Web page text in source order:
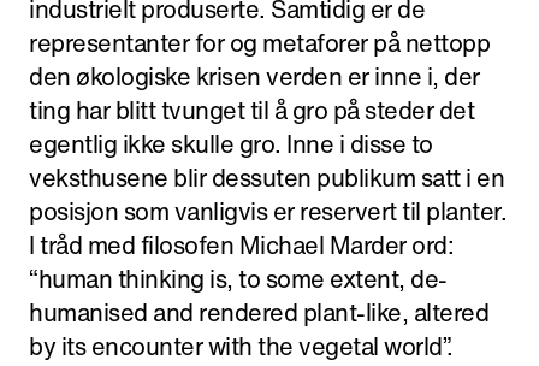
industrielt produserte. Samtidig er de
representanter for og metaforer på nettopp
den økologiske krisen verden er inne i, der
ting har blitt tvunget til å gro på steder det
egentlig ikke skulle gro. Inne i disse to
veksthusene blir dessuten publikum satt i en
posisjon som vanligvis er reservert til planter.
I tråd med filosofen Michael Marder ord: ​
“human thinking is, to some extent, de-
humanised and rendered plant-like, altered
by its encounter with the vegetal world”.